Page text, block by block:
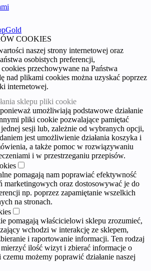
COOKIES
naszej strony internetowej oraz
osobistych preferencji,
przechowywane na Państwa
nad plikami cookies można uzyskać poprzez
internetowej.
sklepu pliki cookie
umożliwiają podstawowe działanie
pliki cookie pozwalające pamiętać
sesji lub, zależnie od wybranych opcji,
jest umożliwienie działania koszyka i
a także pomoc w rozwiązywaniu
i w przestrzeganiu przepisów.
pomagają nam poprawiać efektywność
marketingowych oraz dostosowywać je do
np. poprzez zapamiętanie wszelkich
na stronach.
pomagają właścicielowi sklepu zrozumieć,
wchodzi w interakcję ze sklepem,
i raportowanie informacji. Ten rodzaj
ilość wizyt i zbierać informacje o
możemy poprawić działanie naszej